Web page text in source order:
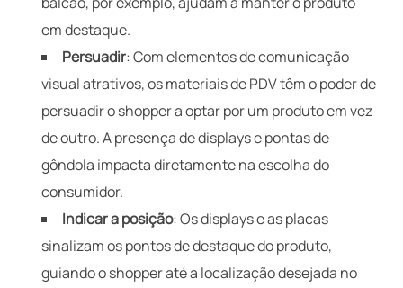
em destaque.
Persuadir: Com elementos de comunicação
visual atrativos, os materiais de PDV têm o poder de
persuadir o shopper a optar por um produto em vez
de outro. A presença de displays e pontas de
gôndola impacta diretamente na escolha do
consumidor.
Indicar a posição: Os displays e as placas
sinalizam os pontos de destaque do produto,
guiando o shopper até a localização desejada no